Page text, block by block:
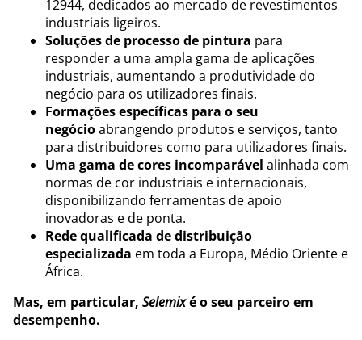
12944, dedicados ao mercado de revestimentos
industriais ligeiros.
Soluções de processo de pintura para
responder a uma ampla gama de aplicações
industriais, aumentando a produtividade do
negócio para os utilizadores finais.
Formações específicas para o seu
negócioabrangendo produtos e serviços, tanto
para distribuidores como para utilizadores finais.
Uma gama de cores incomparável alinhada com
normas de cor industriais e internacionais,
disponibilizando ferramentas de apoio
inovadoras e de ponta.
Rede qualificada de distribuição
especializada em toda a Europa, Médio Oriente e
África.
Mas, em particular, Selemixé o seu parceiro em
desempenho.